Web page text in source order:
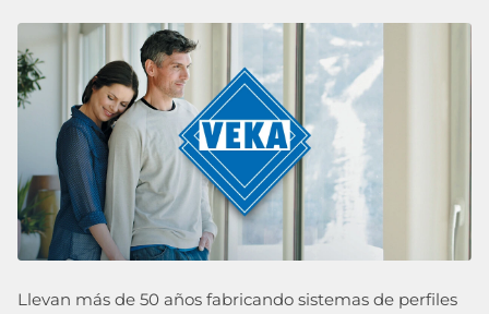
Llevan más de 50 años fabricando sistemas de perfiles